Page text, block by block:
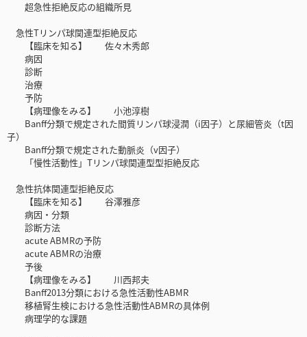
超急性拒絶反応の組織所見
急性Tリンパ球関連型拒絶反応
【臨床を知る】 佐々木秀郎
病因
診断
治療
予防
【病理像をみる】 小池淳樹
Banff分類で規定された間質リンパ球浸潤（i因子）と尿細管炎（t因
子）
Banff分類で規定された動脈炎（v因子）
「慢性活動性」Tリンパ球関連型型拒絶反応
急性抗体関連型拒絶反応
【臨床を知る】 谷澤雅彦
病因・分類
診断方法
acute ABMRの予防
acute ABMRの治療
予後
【病理像をみる】 川西邦夫
Banff2013分類における急性活動性ABMR
移植腎生検における急性活動性ABMRの具体例
病理学的な課題